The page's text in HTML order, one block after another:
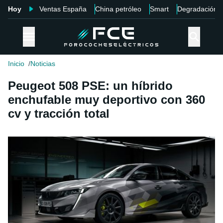
Hoy Ventas España China petróleo Smart Degradación
Inicio Noticias
Peugeot 508 PSE: un híbrido
enchufable muy deportivo con 360
cv y tracción total